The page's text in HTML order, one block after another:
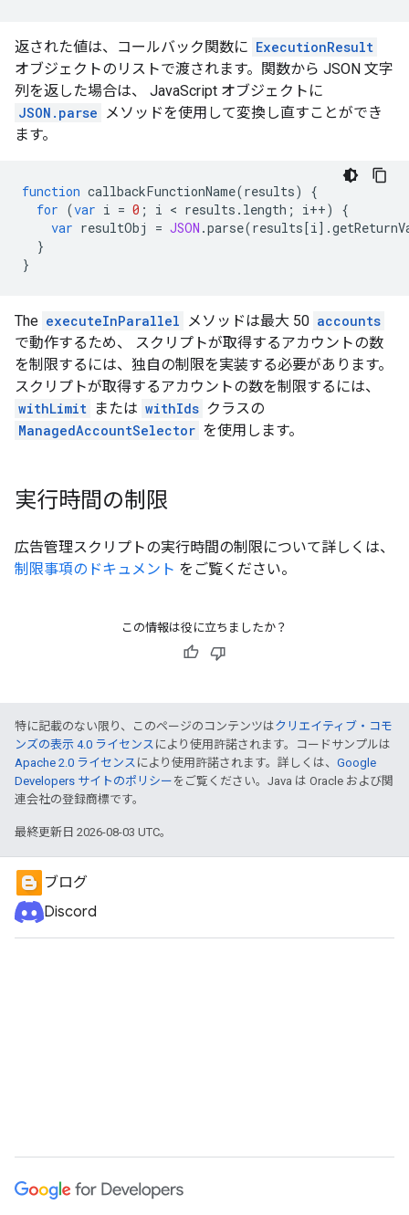
返された値は、コールバック関数に ExecutionResult
オブジェクトのリストで渡されます。関数から JSON 文字
列を返した場合は、 JavaScript オブジェクトに
JSON.parse メソッドを使用して変換し直すことができ
ます。
function callbackFunctionName(results)
{
for (var i = 0 ; i < results . length ; i++)
{
var resultObj = JSON .parse(results[i].
}
}
The executeInParallel メソッドは最大 50 accounts
で動作するため、 スクリプトが取得するアカウントの数
を制限するには、独自の制限を実装する必要があります。
スクリプトが取得するアカウントの数を制限するには、
withLimit または withIds クラスの
ManagedAccountSelector を使用します。
実行時間の制限
広告管理スクリプトの実行時間の制限について詳しくは、
制限事項のドキュメント をご覧ください。
この情報は役に立ちましたか？
特に記載のない限り、このページのコンテンツはクリエイティブ・コモ
ンズの表示 4.0 ライセンス により使用許諾されます。コードサンプルは
Apache 2.0 ライセンス により使用許諾されます。詳しくは、 Google
Developers サイトのポリシー をご覧ください。Java は Oracle および関
連会社の登録商標です。
最終更新日 2026-08-03 UTC。
ブログ
Discord